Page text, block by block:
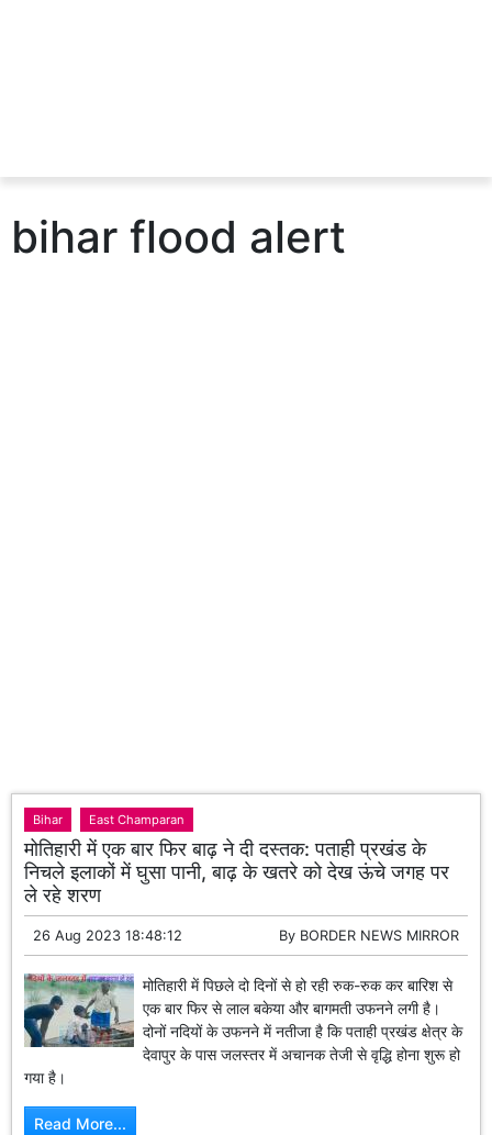
bihar flood alert
Bihar East Champaran
मोतिहारी में एक बार फिर बाढ़ ने दी दस्तक: पताही प्रखंड के
निचले इलाकों में घुसा पानी, बाढ़ के खतरे को देख ऊंचे जगह पर
ले रहे शरण
26 Aug 2023 18:48:12 By BORDER NEWS MIRROR
मोतिहारी में पिछले दो दिनों से हो रही रुक-रुक कर बारिश से
एक बार फिर से लाल बकेया और बागमती उफनने लगी है।
दोनों नदियों के उफनने में नतीजा है कि पताही प्रखंड क्षेत्र के
देवापुर के पास जलस्तर में अचानक तेजी से वृद्धि होना शुरू हो
गया है।
Read More...